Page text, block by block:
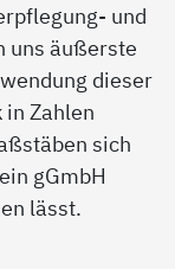
und
uns äußerste
dieser
Zahlen
sich
gGmbH
lässt.